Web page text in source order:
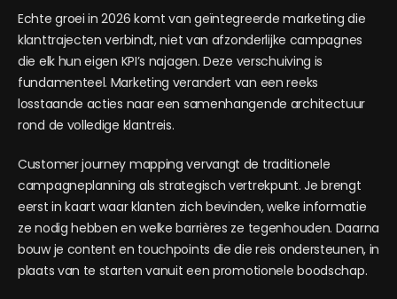
Echte groei in 2026 komt van geïntegreerde marketing die
klanttrajecten verbindt, niet van afzonderlijke campagnes
die elk hun eigen KPI’s najagen. Deze verschuiving is
fundamenteel. Marketing verandert van een reeks
losstaande acties naar een samenhangende architectuur
rond de volledige klantreis.
Customer journey mapping vervangt de traditionele
campagneplanning als strategisch vertrekpunt. Je brengt
eerst in kaart waar klanten zich bevinden, welke informatie
ze nodig hebben en welke barrières ze tegenhouden. Daarna
bouw je content en touchpoints die die reis ondersteunen, in
plaats van te starten vanuit een promotionele boodschap.